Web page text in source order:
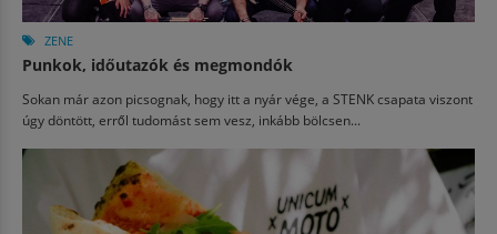
ZENE
Punkok, időutazók és megmondók
Sokan már azon picsognak, hogy itt a nyár vége, a STENK csapata viszont
úgy döntött, erről tudomást sem vesz, inkább bölcsen...